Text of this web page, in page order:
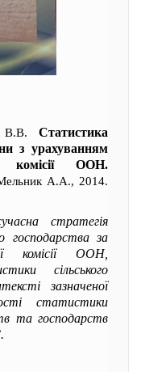
В.В. Статистика
з урахуванням
комісії ООН.
А.А., 2014.
стратегія
господарства за
комісії ООН,
сільського
зазначеної
статистики
та господарств